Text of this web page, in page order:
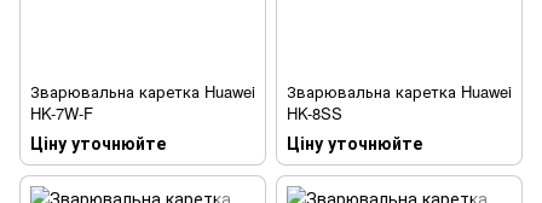
Зварювальна каретка Huawei
HK-7W-F
Ціну уточнюйте
Зварювальна каретка Huawei
HK-8SS
Ціну уточнюйте